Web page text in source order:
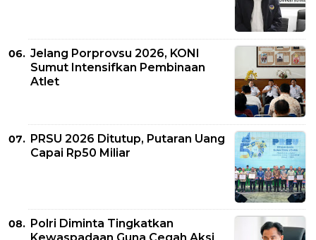
Jelang Porprovsu 2026, KONI
Sumut Intensifkan Pembinaan
Atlet
PRSU 2026 Ditutup, Putaran Uang
Capai Rp50 Miliar
Polri Diminta Tingkatkan